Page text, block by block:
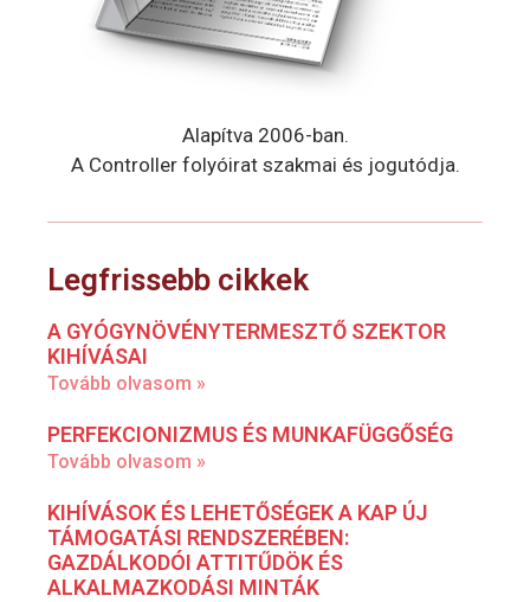
Alapítva 2006-ban.
A Controller folyóirat szakmai és jogutódja.
Legfrissebb cikkek
A GYÓGYNÖVÉNYTERMESZTŐ SZEKTOR
KIHÍVÁSAI
Tovább olvasom »
PERFEKCIONIZMUS ÉS MUNKAFÜGGŐSÉG
Tovább olvasom »
KIHÍVÁSOK ÉS LEHETŐSÉGEK A KAP ÚJ
TÁMOGATÁSI RENDSZERÉBEN:
GAZDÁLKODÓI ATTITŰDÖK ÉS
ALKALMAZKODÁSI MINTÁK